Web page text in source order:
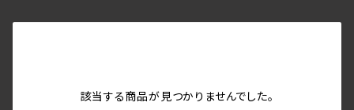
該当する商品が見つかりませんでした。